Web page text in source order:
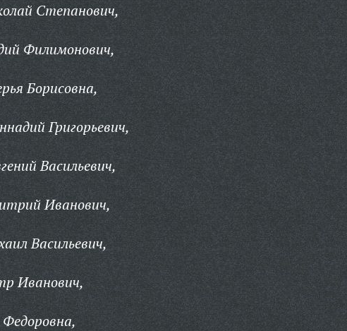
Степанович,
Филимонович,
Борисовна,
Григорьевич,
Васильевич,
Иванович,
Васильевич,
Иванович,